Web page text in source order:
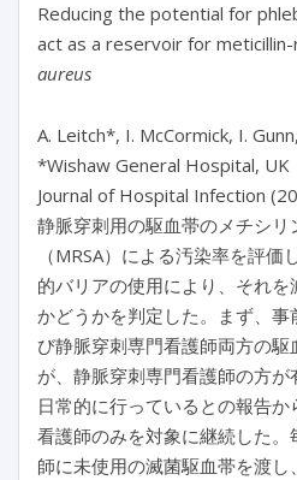
Reducing the potential for
act as a reservoir for
aureus
A. Leitch*, I. McCormick, I.
*Wishaw General Hospital, UK
Journal of Hospital Infection
静脈穿刺用の駆血帯のメチシ
（MRSA）による汚染率を評
的バリアの使用により、それ
かどうかを判定した。まず、事
び静脈穿刺専門看護師両方の駆
が、静脈穿刺専門看護師の方
日常的に行っているとの報告
看護師のみを対象に継続した
師に未使用の滅菌駆血帯を渡